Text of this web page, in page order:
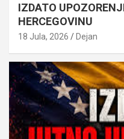
IZDATO
HERCEGOVINU
18 Jula, 2026 Dejan